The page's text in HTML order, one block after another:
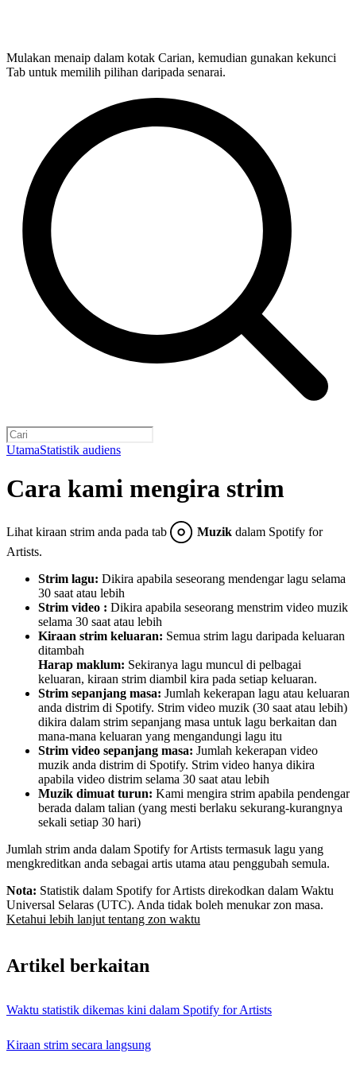
Mulakan menaip dalam kotak Carian, kemudian gunakan kekunci
Tab untuk memilih pilihan daripada senarai.
UtamaStatistik audiens
Cara kami mengira strim
Lihat kiraan strim anda pada tab Muzik dalam Spotify for
Artists.
Strim lagu: Dikira apabila seseorang mendengar lagu selama
30 saat atau lebih
Strim video : Dikira apabila seseorang menstrim video muzik
selama 30 saat atau lebih
Kiraan strim keluaran: Semua strim lagu daripada keluaran
ditambah
Harap maklum: Sekiranya lagu muncul di pelbagai
keluaran, kiraan strim diambil kira pada setiap keluaran.
Strim sepanjang masa: Jumlah kekerapan lagu atau keluaran
anda distrim di Spotify. Strim video muzik (30 saat atau lebih)
dikira dalam strim sepanjang masa untuk lagu berkaitan dan
mana-mana keluaran yang mengandungi lagu itu
Strim video sepanjang masa: Jumlah kekerapan video
muzik anda distrim di Spotify. Strim video hanya dikira
apabila video distrim selama 30 saat atau lebih
Muzik dimuat turun: Kami mengira strim apabila pendengar
berada dalam talian (yang mesti berlaku sekurang-kurangnya
sekali setiap 30 hari)
Jumlah strim anda dalam Spotify for Artists termasuk lagu yang
mengkreditkan anda sebagai artis utama atau penggubah semula.
Nota: Statistik dalam Spotify for Artists direkodkan dalam Waktu
Universal Selaras (UTC). Anda tidak boleh menukar zon masa.
Ketahui lebih lanjut tentang zon waktu
Artikel berkaitan
Waktu statistik dikemas kini dalam Spotify for Artists
Kiraan strim secara langsung